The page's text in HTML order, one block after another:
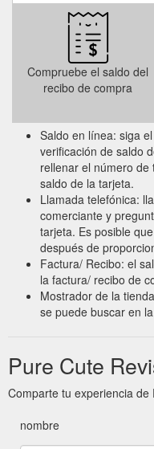
Compruebe el saldo del
recibo de compra
Saldo en línea: siga
verificación de saldo
rellenar el número
saldo de la tarjeta.
Llamada telefónica:
comerciante y
tarjeta. Es posible
después de
Factura/ Recibo: el
la factura/ recibo de
Mostrador de la
se puede buscar en
Pure Cute
Comparte tu experiencia de
nombre